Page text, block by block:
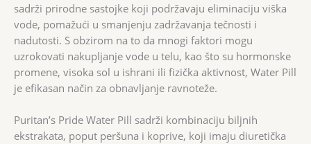
sadrži prirodne sastojke koji podržavaju eliminaciju viška
vode, pomažući u smanjenju zadržavanja tečnosti i
nadutosti. S obzirom na to da mnogi faktori mogu
uzrokovati nakupljanje vode u telu, kao što su hormonske
promene, visoka sol u ishrani ili fizička aktivnost, Water Pill
je efikasan način za obnavljanje ravnoteže.
Puritan’s Pride Water Pill sadrži kombinaciju biljnih
ekstrakata, poput peršuna i koprive, koji imaju diuretička